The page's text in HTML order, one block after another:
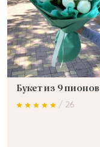
Букет из 9 пионов
/ 26